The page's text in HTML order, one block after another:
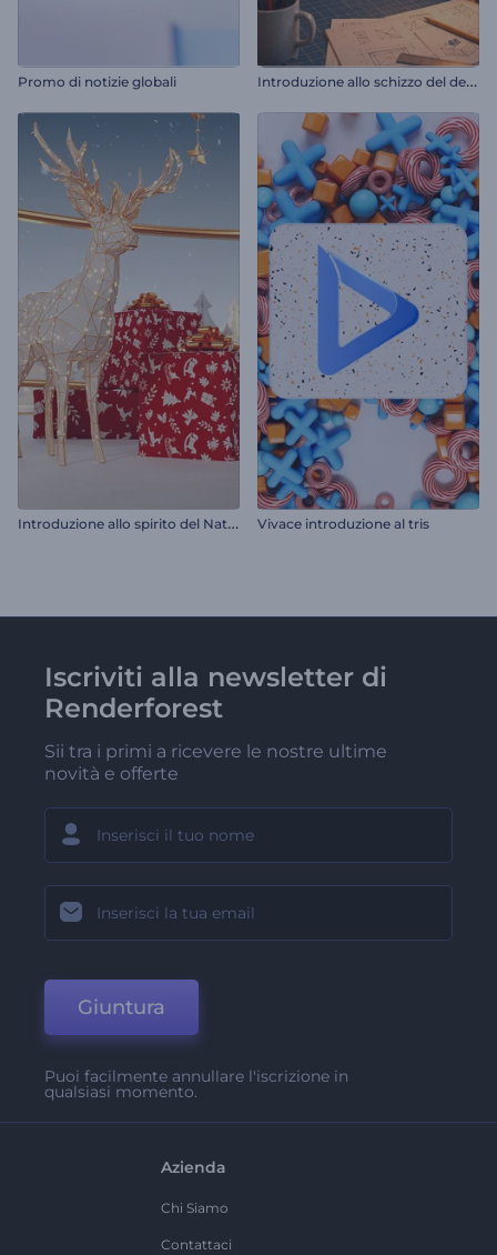
Promo di notizie globali I
ntroduzione allo schizzo del designer
I
ntroduzione allo spirito del Natale Vivace introduzione al tris
Iscriviti alla newsletter di
Renderforest
Sii tra i primi a ricevere le nostre ultime
novità e offerte
Giuntura
Puoi facilmente annullare l'iscrizione in
qualsiasi momento.
Azienda
Chi Siamo
Contattaci